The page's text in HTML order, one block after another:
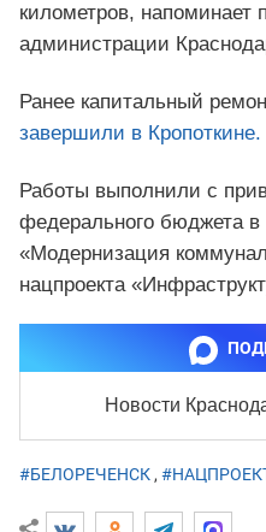
километров, напоминает
администрации
Ранее капитальный
завершили в Кропоткине.
Работы выполнили с
федерального бюджета в
«Модернизация
нацпроекта
Новости
#БЕЛОРЕЧЕНСК,